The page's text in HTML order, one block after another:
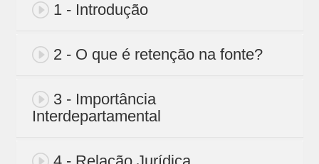
1 - Introdução
2 - O que é retenção na fonte?
3 - Importância
Interdepartamental